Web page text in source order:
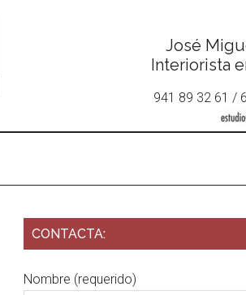
José
Interiorista
941 89 32 61 /
CONTACTA:
Nombre (requerido)